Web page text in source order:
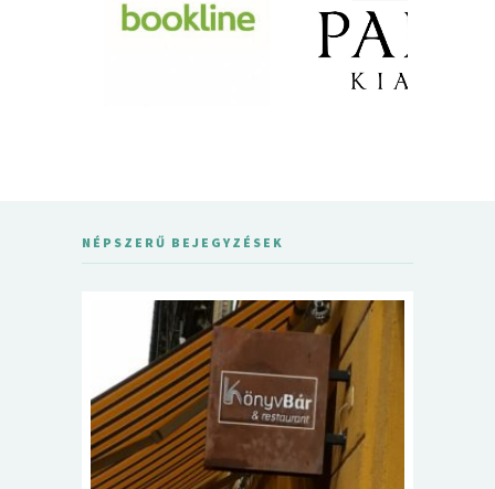
NÉPSZERŰ BEJEGYZÉSEK